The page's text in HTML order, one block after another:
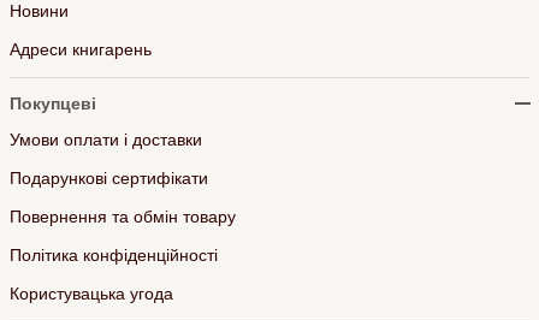
Новини
Адреси книгарень
Покупцеві
Умови оплати і доставки
Подарункові сертифікати
Повернення та обмін товару
Політика конфіденційності
Користувацька угода